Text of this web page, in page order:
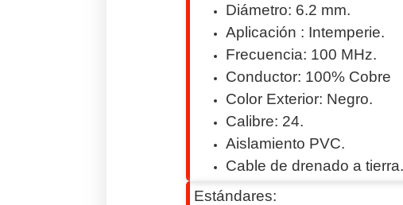
Diámetro: 6.2 mm.
Aplicación : Intemperie.
Frecuencia: 100 MHz.
Conductor: 100% Cobre
Color Exterior: Negro.
Calibre: 24.
Aislamiento PVC.
Cable de drenado a tierra.
Estándares: